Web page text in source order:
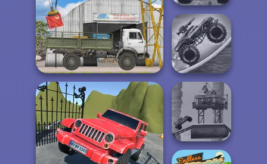
The Cargo
Monster Truck
Crazy Racing
Zombie Monster
Truck